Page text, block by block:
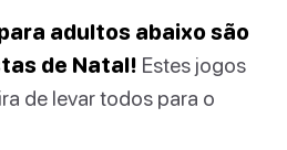
adultos abaixo são
de Natal! Estes jogos
de levar todos para o